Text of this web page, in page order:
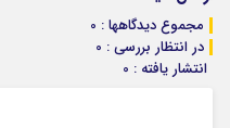
مجموع دیدگاهها : 0
در انتظار بررسی : 0
انتشار یافته : 0